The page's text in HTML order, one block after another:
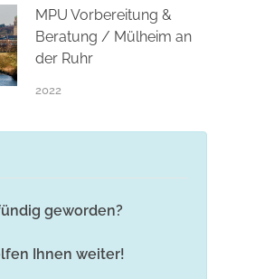
MPU Vorbereitung &
Beratung / Mülheim an
der Ruhr
2022
geworden?
Ihnen weiter!